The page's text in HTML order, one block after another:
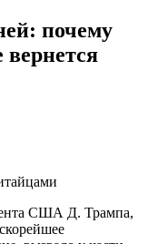
почему
вернется
США Д. Трампа,